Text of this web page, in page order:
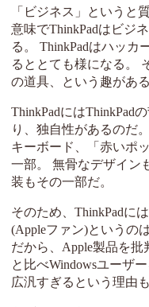
「ビジネス」というと
意味でThinkPadはビジ
る。 ThinkPadはハッカ
るととても様になる。
の道具、という趣がある
ThinkPadにはThinkPad
り、独自性があるのだ
キーボード、「赤いポ
一部。 無骨なデザイン
装もその一部だ。
そのため、ThinkPadに
(Appleファン)というの
だから、Apple製品を
と比べWindowsユーザ
広汎すぎるという理由も